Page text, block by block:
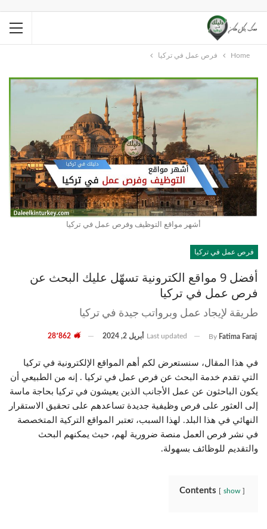
Home فرص عمل في تركيا
أشهر مواقع التوظيف وفرص عمل في تركيا
فرص عمل في تركيا
أفضل 9 مواقع الكترونية تسهّل عليك البحث عن
فرص عمل في تركيا
طريقة لإيجاد عمل وبرواتب جيدة في تركيا
By Fatima Faraj
Last updated أبريل 2, 2024
في هذا المقال، سنستعرض لكم أهم المواقع الإلكترونية في تركيا
التي تقدم خدمة البحث عن فرص عمل في تركيا . إنه من الطبيعي أن
يكون الباحثون عن عمل الأجانب الذين يعيشون في تركيا بحاجة ماسة
إلى العثور على فرص وظيفية جديدة تساعدهم على تحقيق الاستقرار
النهائي في هذا البلد. لهذا السبب، تعتبر المواقع التركية المتخصصة
في نشر فرص العمل منصة ضرورية لهم، حيث يمكنهم البحث
والتقديم للوظائف بسهولة.
Contents show